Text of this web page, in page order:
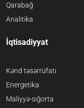
Qarabağ
Analitika
İqtisadiyyat
Kənd təsərrüfatı
Energetika
Maliyyə-sığorta